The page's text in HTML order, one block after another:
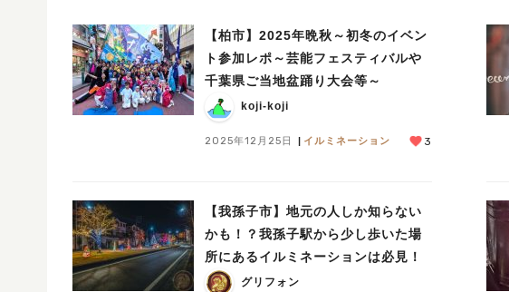
【柏市】2025年晩秋～初冬のイベン
ト参加レポ～芸能フェスティバルや
千葉県ご当地盆踊り大会等～
koji-koji
2025年12月25日 イルミネーション 3
【我孫子市】地元の人しか知らない
かも！？我孫子駅から少し歩いた場
所にあるイルミネーションは必見！
グリフォン